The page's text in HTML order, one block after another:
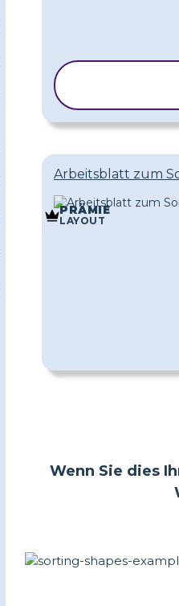
Arbeitsblatt zum
PRÄMIE
LAYOUT
Wenn Sie dies